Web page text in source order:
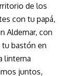
de los
con tu papá,
Aldemar, con
tu bastón en
linterna
juntos,